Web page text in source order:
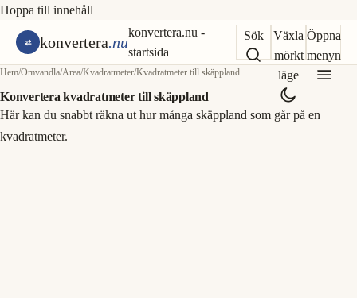
Hoppa till innehåll
konvertera.nu
konvertera.nu -
startsida
Sök
Växla
mörkt
läge
Öppna
menyn
Hem/Omvandla/Area/Kvadratmeter/Kvadratmeter till skäppland
Konvertera kvadratmeter till skäppland
Här kan du snabbt räkna ut hur många skäppland som går på en
kvadratmeter.